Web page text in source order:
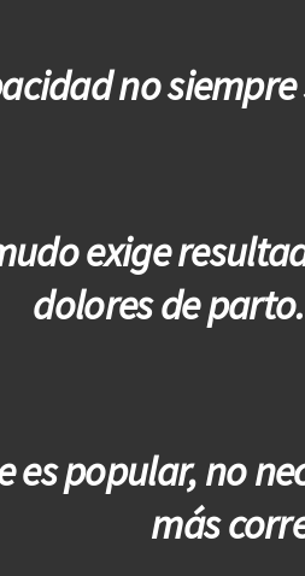
no
exige
dolores de
es popular, no
más